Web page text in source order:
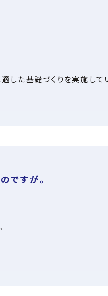
した基礎づくりを実施して
ですが。